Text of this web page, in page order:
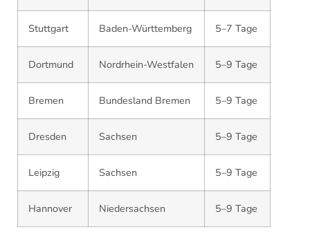
Stuttgart Baden-Württemberg 5–7 Tage
Dortmund Nordrhein-Westfalen 5–9 Tage
Bremen Bundesland Bremen 5–9 Tage
Dresden Sachsen 5–9 Tage
Leipzig Sachsen 5–9 Tage
Hannover Niedersachsen 5–9 Tage